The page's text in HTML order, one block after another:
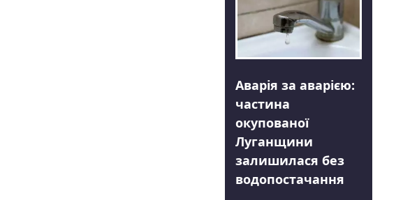
Аварія за аварією:
частина
окупованої
Луганщини
залишилася без
водопостачання